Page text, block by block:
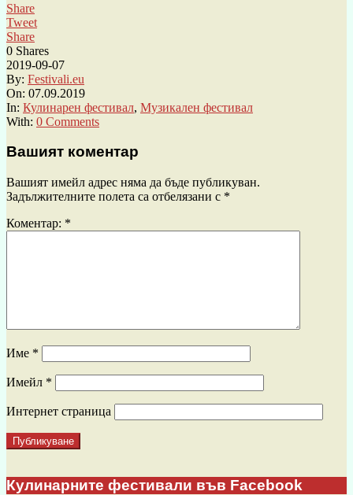
Share
Tweet
Share
0 Shares
2019-09-07
By: Festivali.eu
On: 07.09.2019
In: Кулинарен фестивал, Музикален фестивал
With: 0 Comments
Вашият коментар
Вашият имейл адрес няма да бъде публикуван.
Задължителните полета са отбелязани с *
Коментар: *
Име *
Имейл *
Интернет страница
Кулинарните фестивали във Facebook